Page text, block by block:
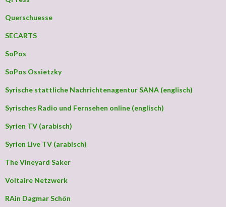
Querschuesse
SECARTS
SoPos
SoPos Ossietzky
Syrische stattliche Nachrichtenagentur SANA (englisch)
Syrisches Radio und Fernsehen online (englisch)
Syrien TV (arabisch)
Syrien Live TV (arabisch)
The Vineyard Saker
Voltaire Netzwerk
RAin Dagmar Schön